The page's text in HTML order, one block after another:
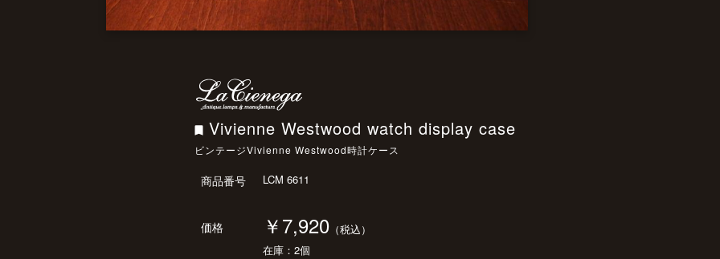
Vivienne Westwood watch display case
ビンテージVivienne Westwood時計ケース
商品番号 LCM 6611
価格 ￥7,920 （税込）
在庫：2個